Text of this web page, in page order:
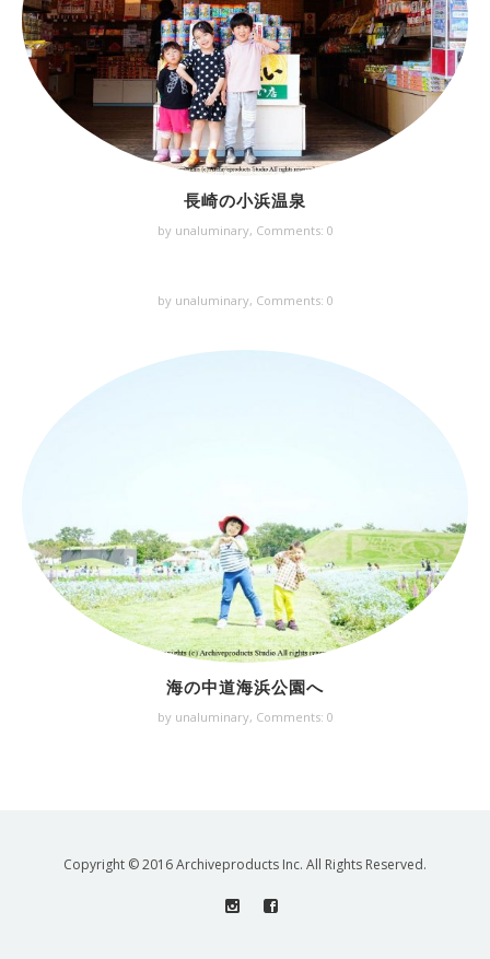
長崎の小浜温泉
by unaluminary, Comments: 0
by unaluminary, Comments: 0
海の中道海浜公園へ
by unaluminary, Comments: 0
Copyright © 2016 Archiveproducts Inc. All Rights Reserved.